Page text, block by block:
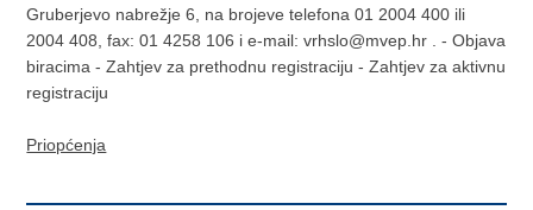
Gruberjevo nabrežje 6, na brojeve telefona 01 2004 400 ili
2004 408, fax: 01 4258 106 i e-mail: vrhslo@mvep.hr . - Objava
biracima - Zahtjev za prethodnu registraciju - Zahtjev za aktivnu
registraciju
Priopćenja